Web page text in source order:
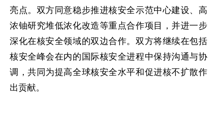
亮点。双方同意稳步推进核安全示范中心建设、高
浓铀研究堆低浓化改造等重点合作项目，并进一步
深化在核安全领域的双边合作。双方将继续在包括
核安全峰会在内的国际核安全进程中保持沟通与协
调，共同为提高全球核安全水平和促进核不扩散作
出贡献。